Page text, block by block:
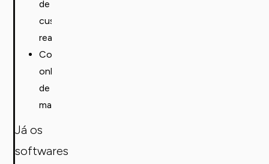
de
custo
real;
Controlo
online
de
manutenção.
Já os
softwares